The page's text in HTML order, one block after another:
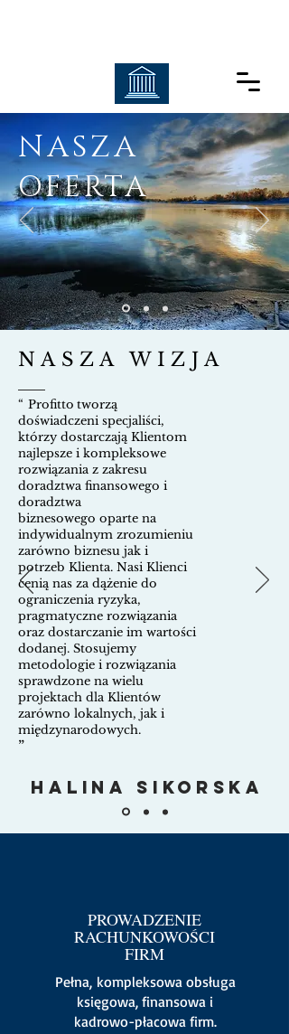
NASZA
OFERTA
NASZA WIZJA
“Profitto tworzą
doświadczeni specjaliści,
którzy dostarczają Klientom
najlepsze i kompleksowe
rozwiązania z zakresu
doradztwa finansowego i
doradztwa
biznesowego oparte na
indywidualnym zrozumieniu
zarówno biznesu jak i
potrzeb Klienta. Nasi Klienci
cenią nas za dążenie do
ograniczenia ryzyka,
pragmatyczne rozwiązania
oraz dostarczanie im wartości
dodanej. Stosujemy
metodologie i rozwiązania
sprawdzone na wielu
projektach dla Klientów
zarówno lokalnych, jak i
międzynarodowych.
”
Halina Sikorska
PROWADZENIE
RACHUNKOWOŚCI
FIRM
Pełna, kompleksowa obsługa
księgowa, finansowa i
kadrowo-płacowa firm.